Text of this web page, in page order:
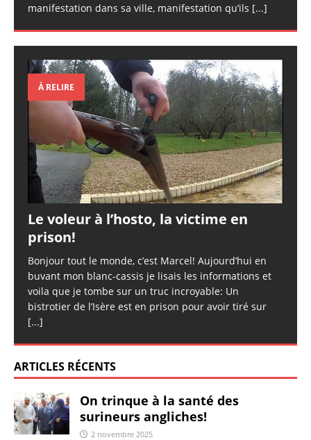
manifestation dans sa ville, manifestation qu’ils [...]
À RELIRE
Le voleur à l’hosto, la victime en
prison!
Bonjour tout le monde, c’est Marcel! Aujourd’hui en
buvant mon blanc-cassis je lisais les informations et
voila que je tombe sur un truc incroyable: Un
bistrotier de l’Isère est en prison pour avoir tiré sur
[...]
ARTICLES RÉCENTS
On trinque à la santé des
surineurs angliches!
2 novembre 2025